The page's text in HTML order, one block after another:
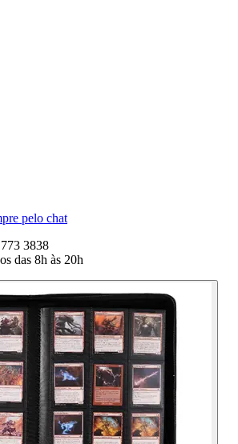
pelo chat
3838
das 8h às 20h